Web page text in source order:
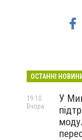
ОСТАННІ НОВИНИ
У
19:10
Вчора